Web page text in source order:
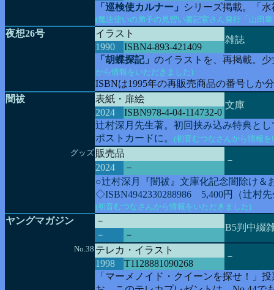
「巡検使カルナー」
シリーズ掲載。「
(魔法使いの弟子の見習い書記官さん発行「山田
夜想26号 イラスト
雑誌
1990
ISBN4-893-421409
「胡蝶探記」 のイラストを、再掲載。少
から情報をいただきました)
ISBNは1995年の再販売商品の番号しか
闇祓
表紙・扉絵
文庫
2024
ISBN978-4-04-114732-0
辻村深月先生著。初回挟み込み特典と
ポストカードに。 (初音むつなさんから情報
グッズ 販売品
－
2024
－
○辻村深月『闇祓』文庫化記念闇除け
◇ISBN4942330288986 5,400円（辻村
(初音むつなさんから情報をいただきました)
ヤングマガジン －
B5判中綴
－ －
No.38 テレカ・イラスト
－
1998
T1128881090268
「マーメノイド・クイーンを探せ！」